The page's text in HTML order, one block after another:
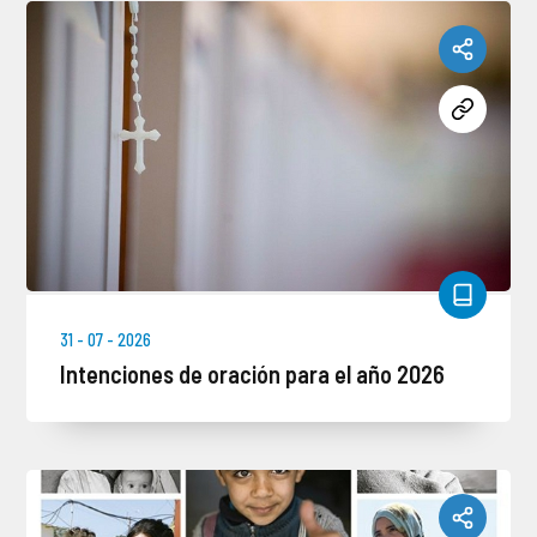
31 - 07 - 2026
Intenciones de oración para el año 2026